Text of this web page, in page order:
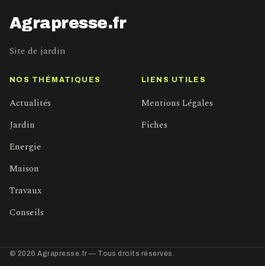
Agrapresse.fr
Site de jardin
NOS THÉMATIQUES
Actualités
Jardin
Energie
Maison
Travaux
Conseils
LIENS UTILES
Mentions Légales
Fiches
© 2026 Agrapresse.fr — Tous droits réservés.